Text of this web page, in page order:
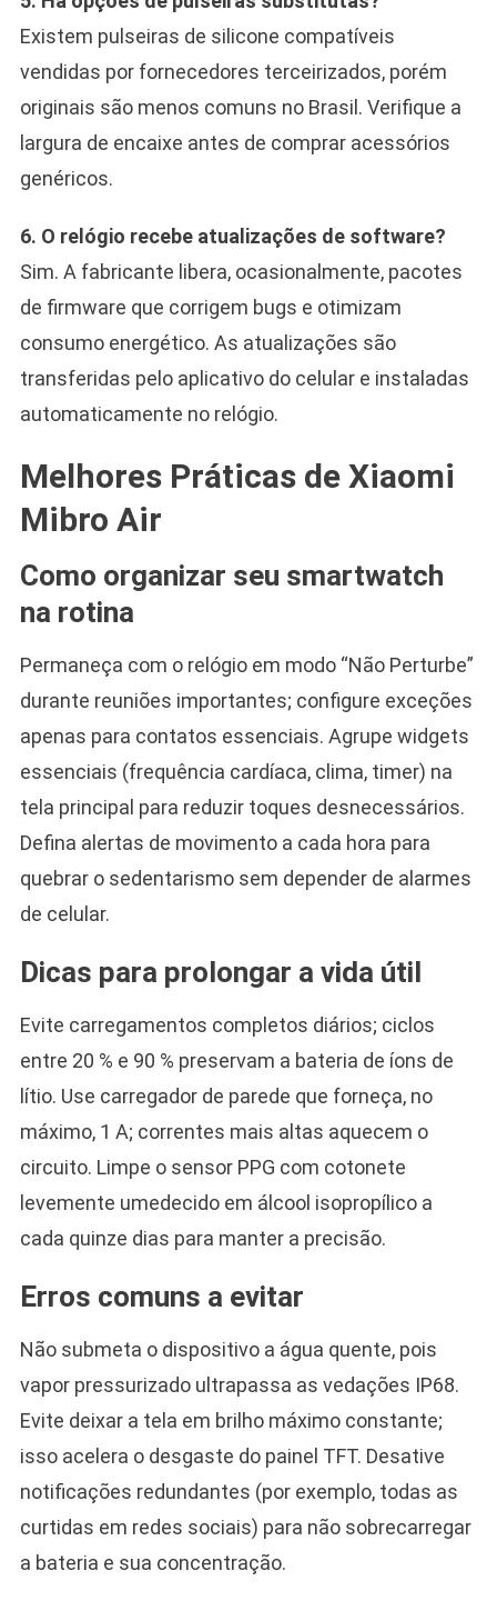
Existem pulseiras de silicone compatíveis
vendidas por fornecedores terceirizados, porém
originais são menos comuns no Brasil. Verifique a
largura de encaixe antes de comprar acessórios
genéricos.
6. O relógio recebe atualizações de software?
Sim. A fabricante libera, ocasionalmente, pacotes
de firmware que corrigem bugs e otimizam
consumo energético. As atualizações são
transferidas pelo aplicativo do celular e instaladas
automaticamente no relógio.
Melhores Práticas de Xiaomi
Mibro Air
Como organizar seu smartwatch
na rotina
Permaneça com o relógio em modo “Não Perturbe”
durante reuniões importantes; configure exceções
apenas para contatos essenciais. Agrupe widgets
essenciais (frequência cardíaca, clima, timer) na
tela principal para reduzir toques desnecessários.
Defina alertas de movimento a cada hora para
quebrar o sedentarismo sem depender de alarmes
de celular.
Dicas para prolongar a vida útil
Evite carregamentos completos diários; ciclos
entre 20 % e 90 % preservam a bateria de íons de
lítio. Use carregador de parede que forneça, no
máximo, 1 A; correntes mais altas aquecem o
circuito. Limpe o sensor PPG com cotonete
levemente umedecido em álcool isopropílico a
cada quinze dias para manter a precisão.
Erros comuns a evitar
Não submeta o dispositivo a água quente, pois
vapor pressurizado ultrapassa as vedações IP68.
Evite deixar a tela em brilho máximo constante;
isso acelera o desgaste do painel TFT. Desative
notificações redundantes (por exemplo, todas as
curtidas em redes sociais) para não sobrecarregar
a bateria e sua concentração.